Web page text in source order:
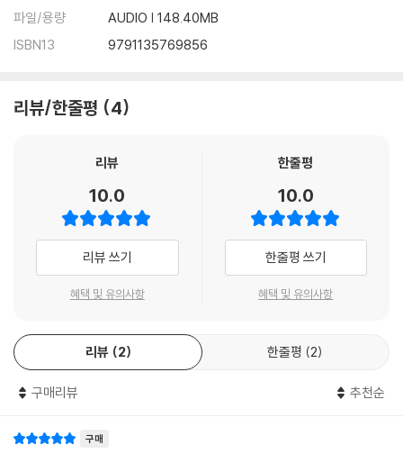
파일/용량
AUDIO | 148.40MB
ISBN13
9791135769856
리뷰/한줄평 4
리뷰
10.0
리뷰 쓰기
혜택 및 유의사항
한줄평
10.0
한줄평 쓰기
혜택 및 유의사항
리뷰 2 한줄평 2
구매리뷰 추천순
구매